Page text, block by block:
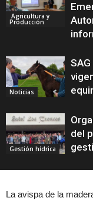
Agricultura y
Producción
Noticias
Gestión hídrica
del
La avispa de la